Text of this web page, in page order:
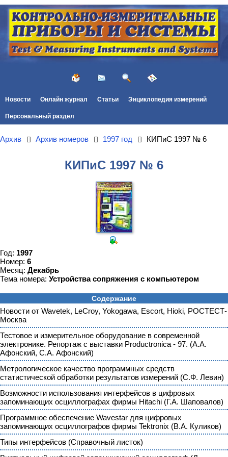
Новости Онлайн журнал Статьи Энциклопедия измерений
Персональный раздел
Архив Архив номеров 1997 год КИПиС 1997 № 6
КИПиС 1997 № 6
Год: 1997
Номер: 6
Месяц: Декабрь
Тема номера: Устройства сопряжения с компьютером
Содержание
Новости от Wavetek, LeCroy, Yokogawa, Escort, Hioki, РОСТЕСТ-
Москва
Тестовое и измерительное оборудование в современной
электронике. Репортаж с выставки Productronica - 97. (А.А.
Афонский, С.А. Афонский)
Метрологическое качество программных средств
статистической обработки результатов измерений (С.Ф. Левин)
Возможности использования интерфейсов в цифровых
запоминающих осциллографах фирмы Hitachi (Г.А. Шаповалов)
Программное обеспечение Wavestar для цифровых
запоминающих осциллографов фирмы Tektronix (В.А. Куликов)
Типы интерфейсов (Справочный листок)